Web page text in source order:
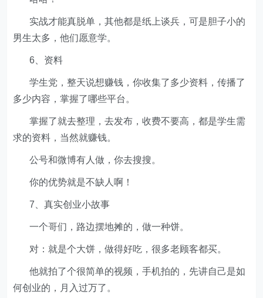
实战才能真脱单，其他都是纸上谈兵，可是胆子小的
男生太多，他们愿意学。
6、资料
学生党，整天说想赚钱，你收集了多少资料，传播了
多少内容，掌握了哪些平台。
掌握了就去整理，去发布，收费不要高，都是学生需
求的资料，当然就赚钱。
公号和微博有人做，你去搜搜。
你的优势就是不缺人啊！
7、真实创业小故事
一个哥们，路边摆地摊的，做一种饼。
对：就是个大饼，做得好吃，很多老顾客都买。
他就拍了个很简单的视频，手机拍的，先讲自己是如
何创业的，月入过万了。